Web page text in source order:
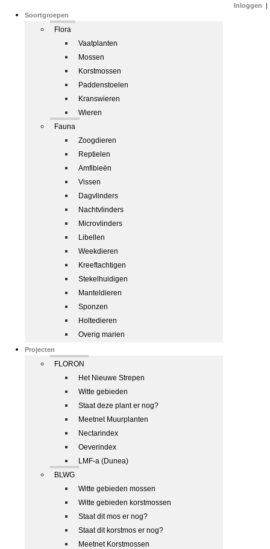
Soortgroepen
Flora
Vaatplanten
Mossen
Korstmossen
Paddenstoelen
Kranswieren
Wieren
Fauna
Zoogdieren
Reptielen
Amfibieën
Vissen
Dagvlinders
Nachtvlinders
Microvlinders
Libellen
Weekdieren
Kreeftachtigen
Stekelhuidigen
Manteldieren
Sponzen
Holtedieren
Overig marien
Projecten
FLORON
Het Nieuwe Strepen
Witte gebieden
Staat deze plant er nog?
Meetnet Muurplanten
Nectarindex
Oeverindex
LMF-a (Dunea)
BLWG
Witte gebieden mossen
Witte gebieden korstmossen
Staat dit mos er nog?
Staat dit korstmos er nog?
Meetnet Korstmossen
Inloggen |